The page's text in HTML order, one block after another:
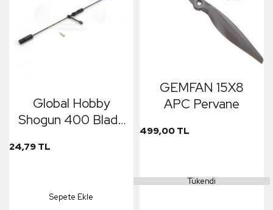
Global Hobby
Shogun 400 Blade
24,79 TL
Sepete Ekle
GEMFAN 15X8
APC Pervane
499,00 TL
Tükendi